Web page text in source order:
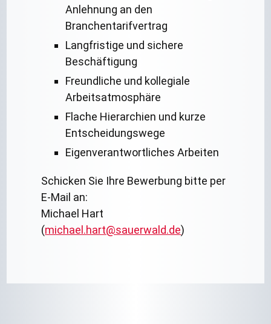
Anlehnung an den
Branchentarifvertrag
Langfristige und sichere
Beschäftigung
Freundliche und kollegiale
Arbeitsatmosphäre
Flache Hierarchien und kurze
Entscheidungswege
Eigenverantwortliches Arbeiten
Schicken Sie Ihre Bewerbung bitte per
E-Mail an:
Michael Hart
(michael.hart@sauerwald.de)